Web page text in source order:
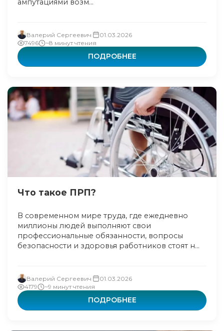
ампутациями возм...
Валерий Сергеевич
01.03.2026
7496
~8 минут чтения
ПОДРОБНЕЕ
Что такое ПРП?
В современном мире труда, где ежедневно
миллионы людей выполняют свои
профессиональные обязанности, вопросы
безопасности и здоровья работников стоят н...
Валерий Сергеевич
01.03.2026
4179
~9 минут чтения
ПОДРОБНЕЕ